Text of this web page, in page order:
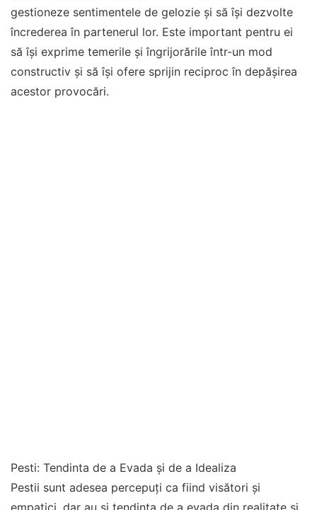
gestioneze sentimentele de gelozie și să își dezvolte
încrederea în partenerul lor. Este important pentru ei
să își exprime temerile și îngrijorările într-un mod
constructiv și să își ofere sprijin reciproc în depășirea
acestor provocări.
Pesti: Tendinta de a Evada și de a Idealiza
Pestii sunt adesea percepuți ca fiind visători și
empatici, dar au și tendința de a evada din realitate și